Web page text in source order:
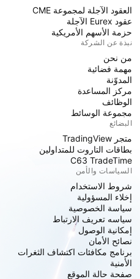
العقود الآجلة لمجموعة CME
عقود Eurex الآجلة
حزمة الأسهم الأمريكية
نبذة عن الشركة
من نحن
مهمة فضائية
المدوّنة
مركز المساعدة
الوظائف
مجموعة الوسائط
البضائع
متجر TradingView
بطاقات التاروت للمتداولين
C63 TradeTime
السياسات والأمن
شروط الاستخدام
إخلاء المسؤولية
سياسة الخصوصية
سياسه تعريف الارتباط
إمكانية الوصول
نصائح الأمان
برنامج مكافئات اكتشاف الثغرات
الأمنية
صفحة حالة الموقع